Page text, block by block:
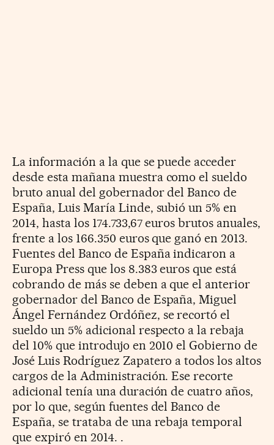
La información a la que se puede acceder
desde esta mañana muestra como el sueldo
bruto anual del gobernador del Banco de
España, Luis María Linde, subió un 5% en
2014, hasta los 174.733,67 euros brutos anuales,
frente a los 166.350 euros que ganó en 2013.
Fuentes del Banco de España indicaron a
Europa Press que los 8.383 euros que está
cobrando de más se deben a que el anterior
gobernador del Banco de España, Miguel
Ángel Fernández Ordóñez, se recortó el
sueldo un 5% adicional respecto a la rebaja
del 10% que introdujo en 2010 el Gobierno de
José Luis Rodríguez Zapatero a todos los altos
cargos de la Administración. Ese recorte
adicional tenía una duración de cuatro años,
por lo que, según fuentes del Banco de
España, se trataba de una rebaja temporal
que expiró en 2014. .